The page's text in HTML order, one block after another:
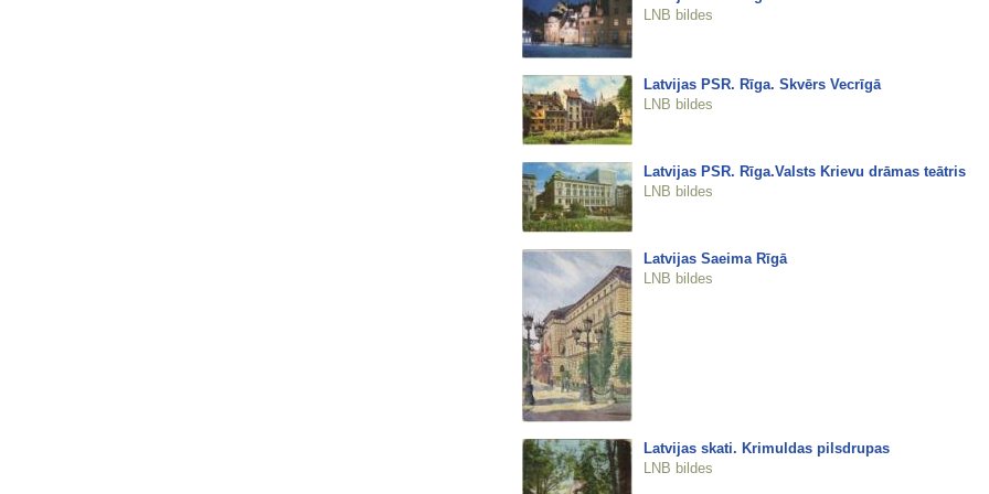
LNB bildes
Latvijas PSR. Rīga. Skvērs Vecrīgā
LNB bildes
Latvijas PSR. Rīga.Valsts Krievu drāmas teātris
LNB bildes
Latvijas Saeima Rīgā
LNB bildes
Latvijas skati. Krimuldas pilsdrupas
LNB bildes